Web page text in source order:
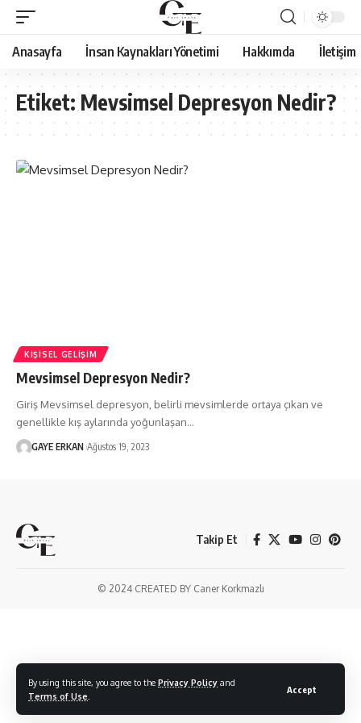
By using this site, you agree to the Privacy Policy and
Terms of Use
Accept
Anasayfa İnsan Kaynakları Yönetimi Hakkımda İletişim
Etiket:Mevsimsel Depresyon Nedir?
KIŞISEL GELIŞIM
Mevsimsel Depresyon Nedir?
Giriş Mevsimsel depresyon, belirli mevsimlerde ortaya çıkan ve
genellikle kış aylarında yoğunlaşan…
GAYE ERKAN Ağustos 19, 2023
Takip Et
© 2024 CREATED BY Caner Korkmazlı